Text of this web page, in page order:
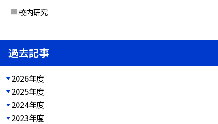
校内研究
過去記事
2026年度
2025年度
2024年度
2023年度